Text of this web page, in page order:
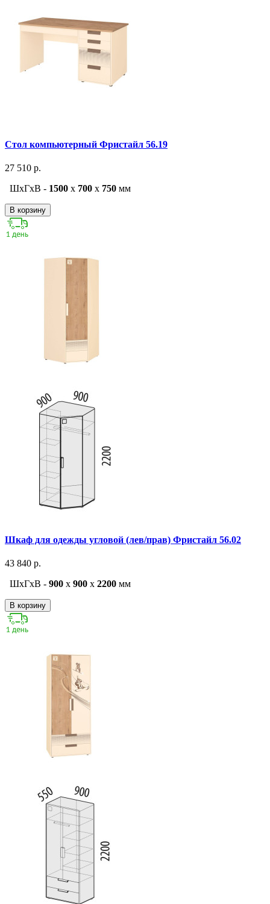
Стол компьютерный Фристайл 56.19
27 510 р.
ШxГxВ - 1500 x 700 x 750 мм
В корзину
Шкаф для одежды угловой (лев/прав) Фристайл 56.02
43 840 р.
ШxГxВ - 900 x 900 x 2200 мм
В корзину